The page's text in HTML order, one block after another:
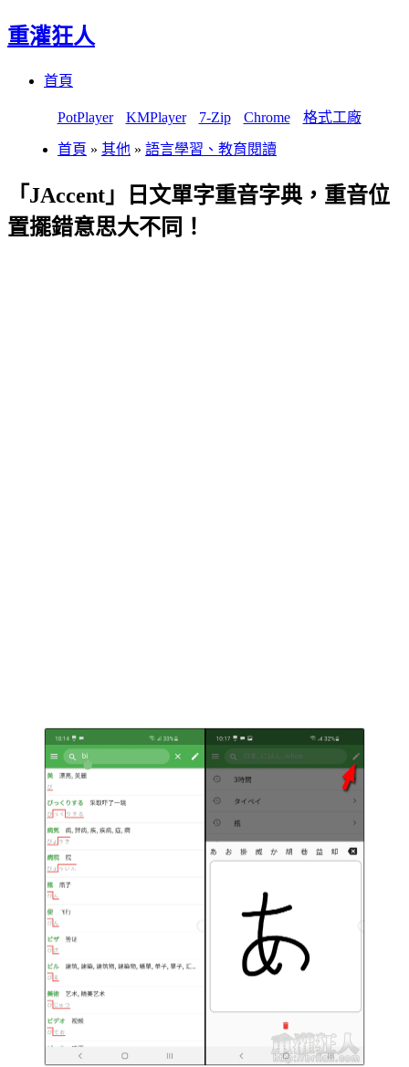
重灌狂人
首頁
PotPlayer KMPlayer 7-Zip Chrome 格式工廠
首頁 » 其他 » 語言學習、教育閱讀
「JAccent」日文單字重音字典，重音位
置擺錯意思大不同！